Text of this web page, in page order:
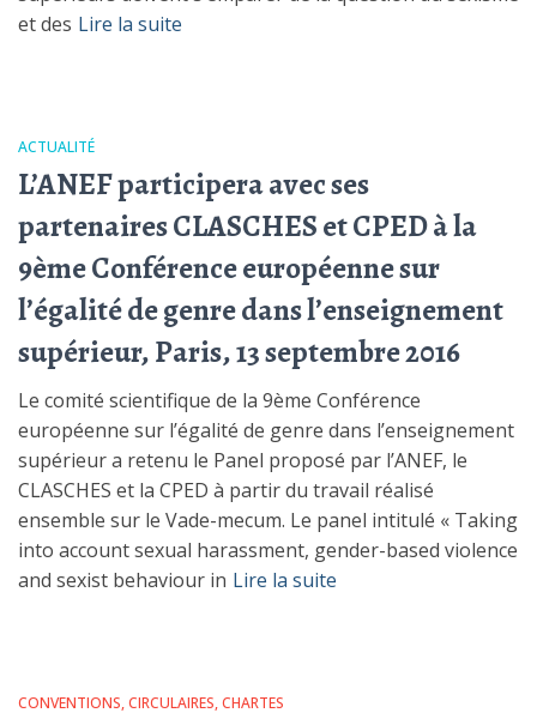
et des Lire la suite
ACTUALITÉ
L’ANEF participera avec ses
partenaires CLASCHES et CPED à la
9ème Conférence européenne sur
l’égalité de genre dans l’enseignement
supérieur, Paris, 13 septembre 2016
Le comité scientifique de la 9ème Conférence
européenne sur l’égalité de genre dans l’enseignement
supérieur a retenu le Panel proposé par l’ANEF, le
CLASCHES et la CPED à partir du travail réalisé
ensemble sur le Vade-mecum. Le panel intitulé « Taking
into account sexual harassment, gender-based violence
and sexist behaviour in Lire la suite
CONVENTIONS, CIRCULAIRES, CHARTES